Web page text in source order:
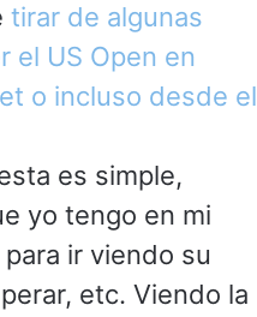
tirar de algunas
el US Open en
o incluso desde el
es simple,
yo tengo en mi
ir viendo su
etc. Viendo la